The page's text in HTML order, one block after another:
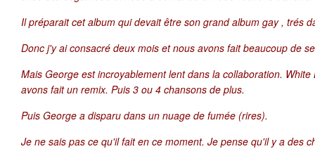
Il préparait cet album qui devait être son grand album gay , trés
Donc j'y ai consacré deux mois et nous avons fait beaucoup de
Mais George est incroyablement lent dans la collaboration.
avons fait un remix. Puis 3 ou 4 chansons de plus.
Puis George a disparu dans un nuage de fumée (rires).
Je ne sais pas ce qu'il fait en ce moment. Je pense qu'il y a des